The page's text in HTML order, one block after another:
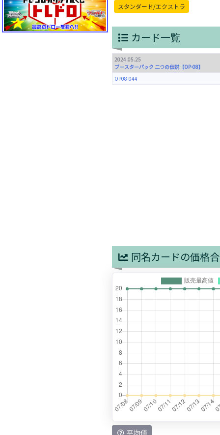
スタンダード/エクストラ
カード一覧
2024.05.25
ブースターパック 二つの伝説【OP-08】
OP08-044
同名カードの価格
平均値